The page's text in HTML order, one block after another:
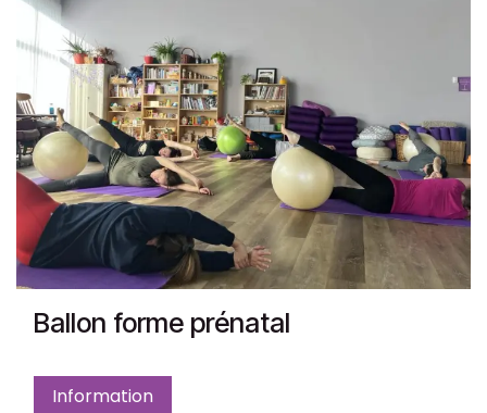
Ballon forme prénatal
Information